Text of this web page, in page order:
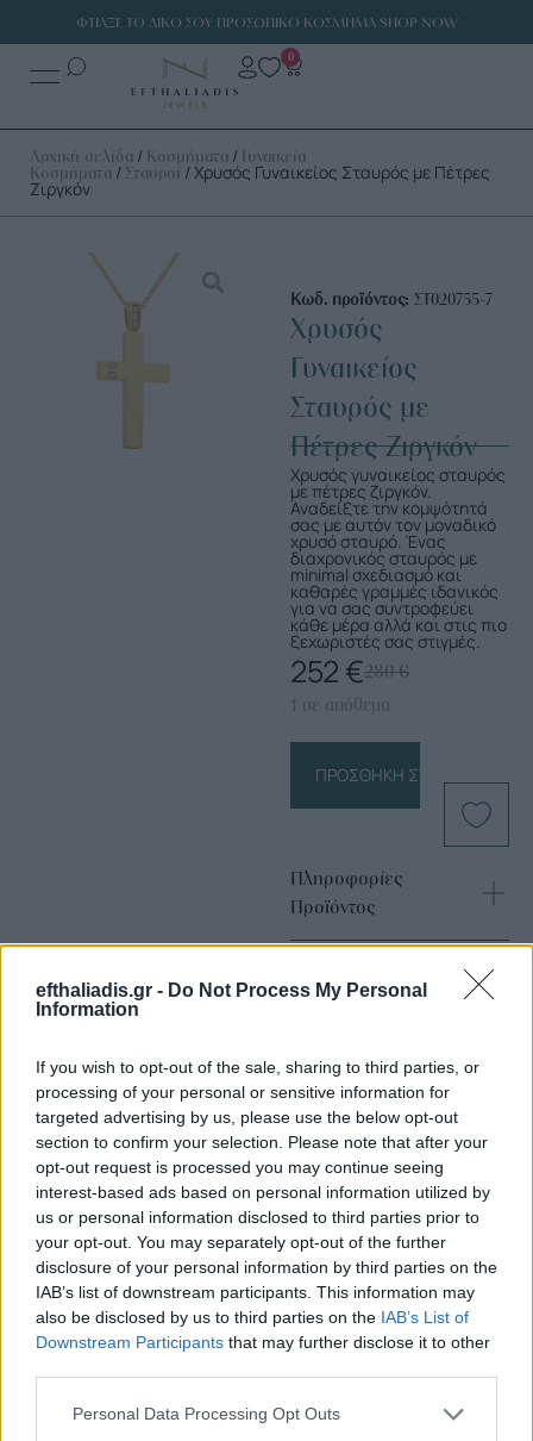
efthaliadis.gr - Do Not Process My Personal
Information
If you wish to opt-out of the sale, sharing to third parties, or
processing of your personal or sensitive information for
targeted advertising by us, please use the below opt-out
section to confirm your selection. Please note that after your
opt-out request is processed you may continue seeing
interest-based ads based on personal information utilized by
us or personal information disclosed to third parties prior to
your opt-out. You may separately opt-out of the further
disclosure of your personal information by third parties on the
IAB’s list of downstream participants. This information may
also be disclosed by us to third parties on the IAB’s List of
Downstream Participants that may further disclose it to other
Personal Data Processing Opt Outs
ΦΤΙΑΞΕ ΤΟ ΔΙΚΟ ΣΟΥ ΠΡΟΣΩΠΙΚΟ ΚΟΣΜΗΜΑ SHOP NOW
0
Αρχική σελίδα / Κοσμήματα / Γυναικεία
Κοσμήματα / Σταυροί / Χρυσός Γυναικείος Σταυρός με Πέτρες
Ζιργκόν
Κωδ. προϊόντος: ΣΤ020755-7
Χρυσός
Γυναικείος
Σταυρός με
Πέτρες Ζιργκόν
Χρυσός γυναικείος σταυρός
με πέτρες ζιργκόν.
Αναδείξτε την κομψότητά
σας με αυτόν τον μοναδικό
χρυσό σταυρό. Ένας
διαχρονικός σταυρός με
minimal σχεδιασμό και
καθαρές γραμμές ιδανικός
για να σας συντροφεύει
κάθε μέρα αλλά και στις πιο
ξεχωριστές σας στιγμές.
280€
252 €
1 σε απόθεμα
ΠΡΟΣΘΉΚΗ ΣΤΟ ΚΑΛΆΘΙ
Πληροφορίες
Προϊόντος
Επιλογές Που Ταιριάζουν
Ανακαλύψτε τα κοσμήματα που αγαπήθηκαν περισσότερο!
Εδώ θα βρείτε τις κορυφαίες επιλογές που ξεχωρίζουν για
το μοναδικό τους στυλ και την εξαιρετική τους ποιότητα.
ΧΡΥΣΌΣ 18 ΚΑΡΑΤΊΩΝ -10%